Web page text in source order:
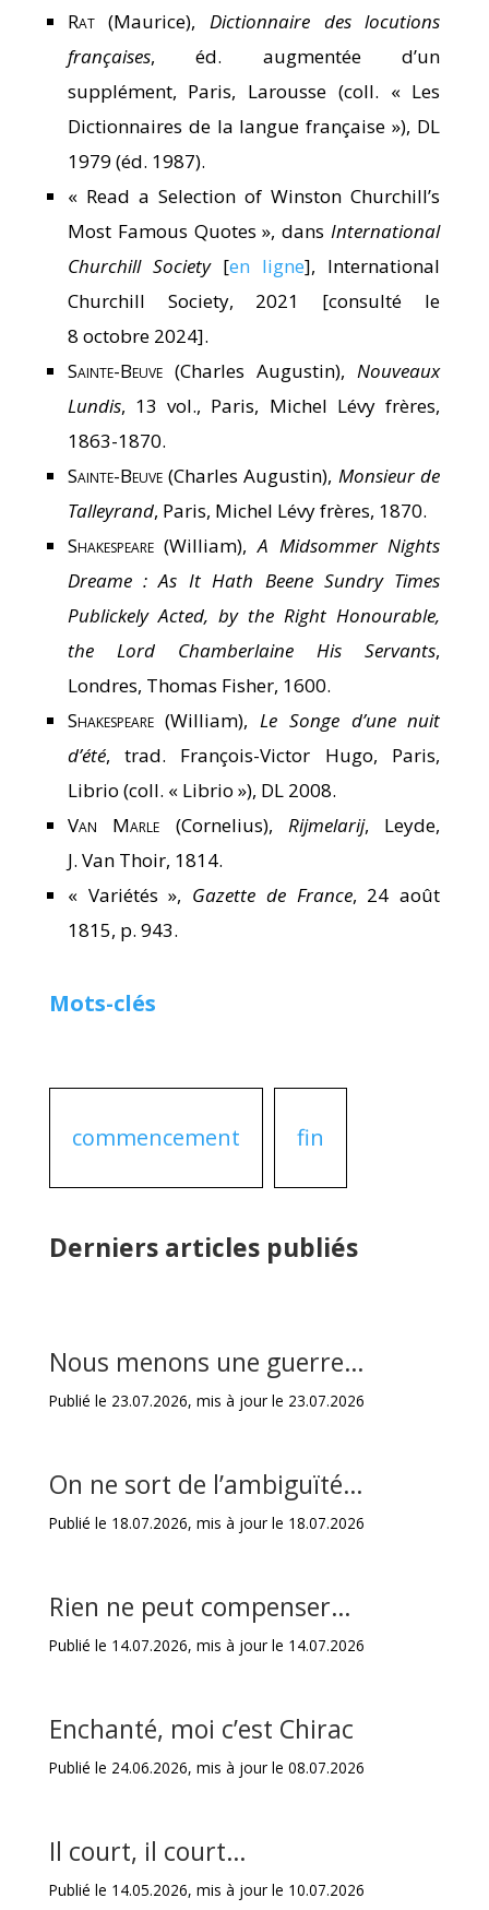
Rat(Maurice), Dictionnaire des locutions
françaises, éd. augmentée d’un
supplément, Paris, Larousse (coll. « Les
Dictionnaires de la langue française »), DL
1979 (éd. 1987).
« Read a Selection of Winston Churchill’s
Most Famous Quotes », dansInternational
Churchill Society[en ligne], International
Churchill Society, 2021 [consulté le
8 octobre 2024].
Sainte-Beuve(Charles Augustin),Nouveaux
Lundis, 13 vol., Paris, Michel Lévy frères,
1863-1870.
Sainte-Beuve(Charles Augustin), Monsieur de
Talleyrand, Paris, Michel Lévy frères, 1870.
Shakespeare(William),A Midsommer Nights
Dreame : As It Hath Beene Sundry Times
Publickely Acted, by the Right Honourable,
the Lord Chamberlaine His Servants,
Londres, Thomas Fisher, 1600.
Shakespeare(William),Le Songe d’une nuit
d’été, trad. François-Victor Hugo, Paris,
Librio (coll. « Librio »), DL 2008.
Van Marle (Cornelius), Rijmelarij, Leyde,
J. Van Thoir, 1814.
« Variétés », Gazette de France, 24 août
1815, p. 943.
Mots-clés
commencement fin
Derniers articles publiés
Nous menons une guerre…
Publié le 23.07.2026, mis à jour le 23.07.2026
On ne sort de l’ambiguïté…
Publié le 18.07.2026, mis à jour le 18.07.2026
Rien ne peut compenser…
Publié le 14.07.2026, mis à jour le 14.07.2026
Enchanté, moi c’est Chirac
Publié le 24.06.2026, mis à jour le 08.07.2026
Il court, il court…
Publié le 14.05.2026, mis à jour le 10.07.2026